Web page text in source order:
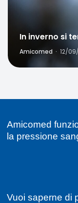
In inverno si
Amicomed · 12/
Amicomed
la pressione
Vuoi saperne di